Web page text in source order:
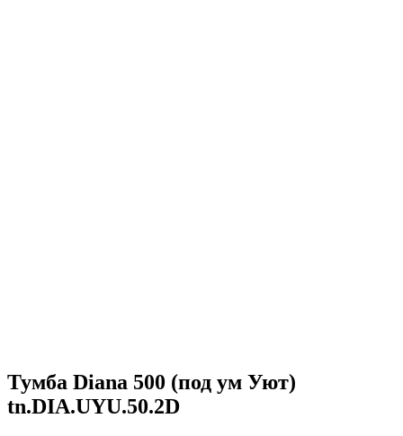
Тумба Diana 500 (под ум Уют)
tn.DIA.UYU.50.2D